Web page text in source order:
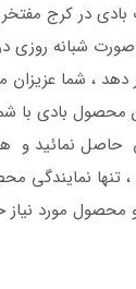
در کرج
شبانه روزی
دهد ، شما عزیزان
محصول بادی با
تماس حاصل
نمایندگی
مورد نیاز